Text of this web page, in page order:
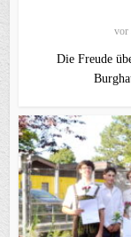
vor
Die Freude